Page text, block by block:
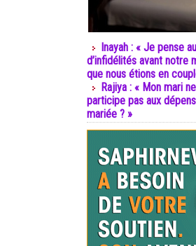
Inayah : « Je pense
d’infidélités avant notre
que nous étions en
Rajiya : « Mon mari
participe pas aux
mariée ? »